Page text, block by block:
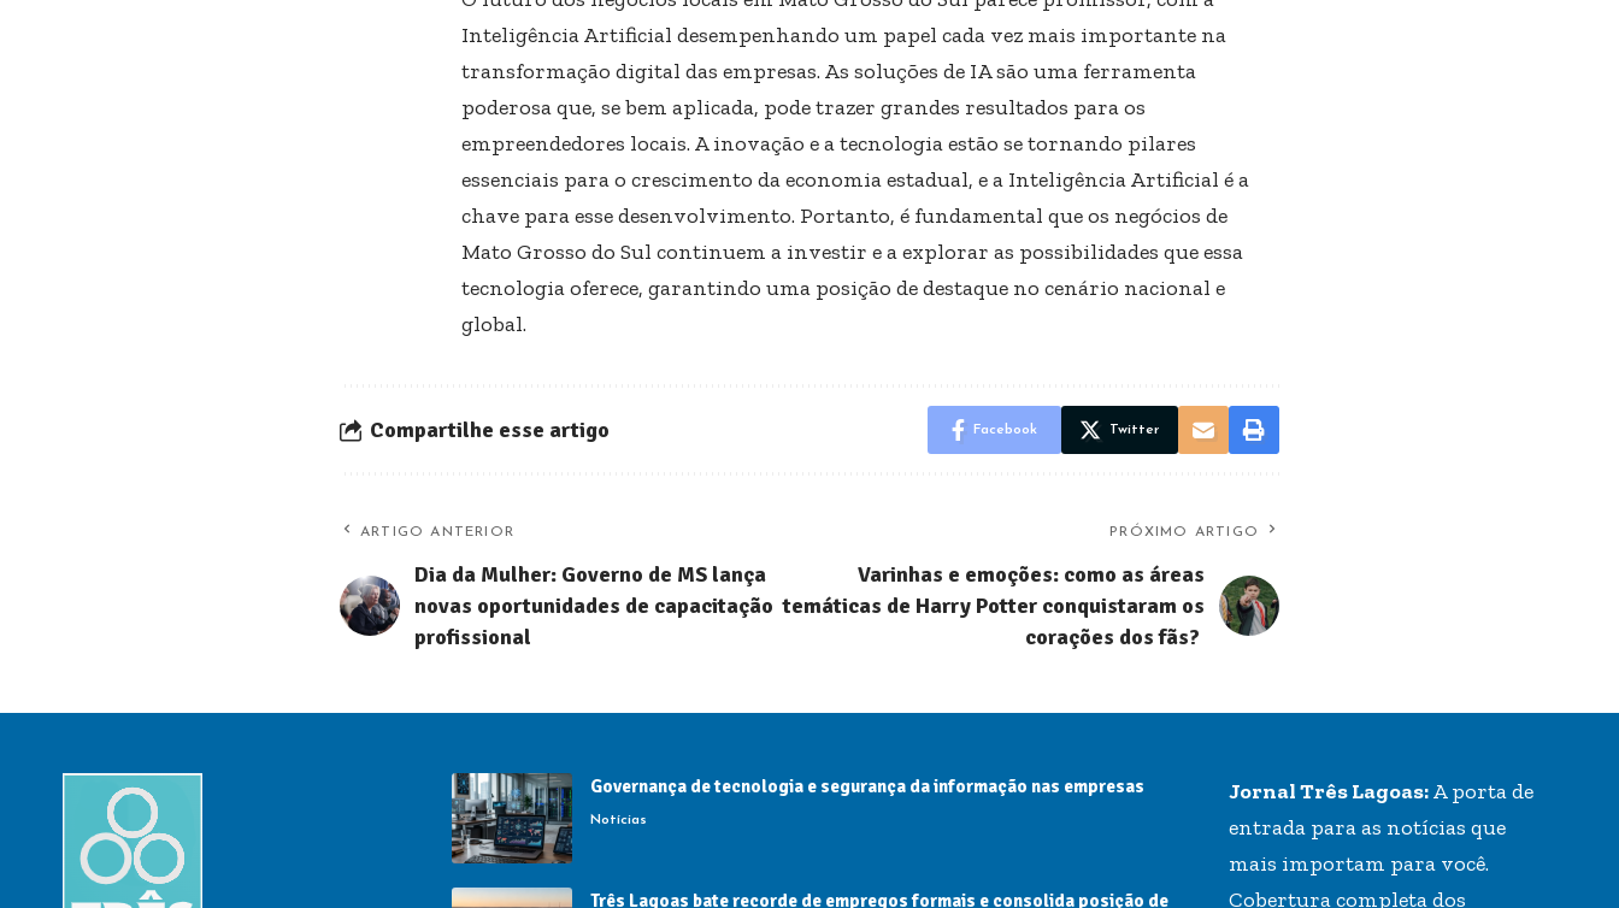
Inteligência Artificial desempenhando um papel cada vez mais importante na
transformação digital das empresas. As soluções de IA são uma ferramenta
poderosa que, se bem aplicada, pode trazer grandes resultados para os
empreendedores locais. A inovação e a tecnologia estão se tornando pilares
essenciais para o crescimento da economia estadual, e a Inteligência Artificial é a
chave para esse desenvolvimento. Portanto, é fundamental que os negócios de
Mato Grosso do Sul continuem a investir e a explorar as possibilidades que essa
tecnologia oferece, garantindo uma posição de destaque no cenário nacional e
global.
Compartilhe esse artigo Facebook Twitter
ARTIGO ANTERIOR
Dia da Mulher: Governo de MS lança
novas oportunidades de capacitação
profissional
PRÓXIMO ARTIGO
Varinhas e emoções: como as áreas
temáticas de Harry Potter conquistaram os
corações dos fãs?
Governança de tecnologia e segurança da informação nas empresas
Notícias
Três Lagoas bate recorde de empregos formais e consolida posição de
Jornal Três Lagoas:A porta de
entrada para as notícias que
mais importam para você.
Cobertura completa dos